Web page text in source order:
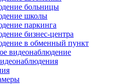
больницы
школы
паркинга
бизнес-центра
в обменный пункт
видеонаблюдение